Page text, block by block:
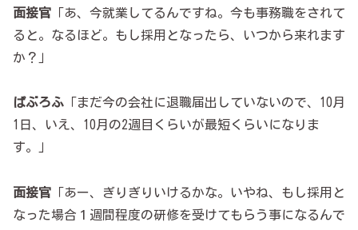
面接官 「あ、今就業してるんですね。今も事務職をされて
ると。なるほど。もし採用となったら、いつから来れます
か？」
ぱぶろふ 「まだ今の会社に退職届出していないので、10月
1日、いえ、10月の2週目くらいが最短くらいになりま
す。」
面接官 「あー、ぎりぎりいけるかな。いやね、もし採用と
なった場合１週間程度の研修を受けてもらう事になるんで